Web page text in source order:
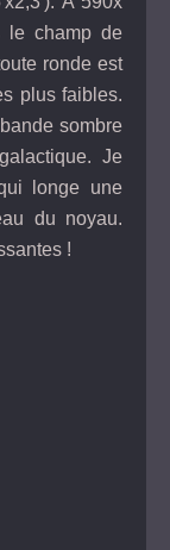
le champ de
ronde est
plus faibles.
sombre
Je
longe une
du noyau.
!